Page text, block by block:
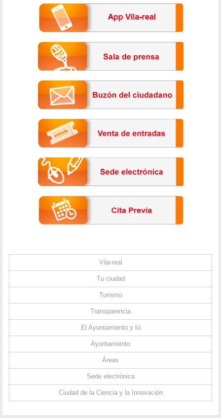
Vila-real
Tu ciudad
Turismo
Transparencia
El Ayuntamiento y tú
Ayuntamiento
Áreas
Sede electrónica
Ciudad de la Ciencia y la Innovación